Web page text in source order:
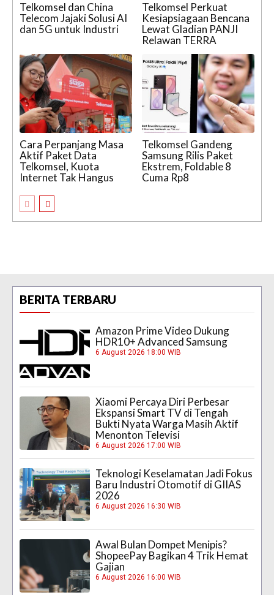
Telkomsel dan China
Telecom Jajaki Solusi AI
dan 5G untuk Industri
Telkomsel Perkuat
Kesiapsiagaan Bencana
Lewat Gladian PANJI
Relawan TERRA
Cara Perpanjang Masa
Aktif Paket Data
Telkomsel, Kuota
Internet Tak Hangus
Telkomsel Gandeng
Samsung Rilis Paket
Ekstrem, Foldable 8
Cuma Rp8
BERITA TERBARU
Amazon Prime Video Dukung
HDR10+ Advanced Samsung
6 August 2026 18:00 WIB
Xiaomi Percaya Diri Perbesar
Ekspansi Smart TV di Tengah
Bukti Nyata Warga Masih Aktif
Menonton Televisi
6 August 2026 17:00 WIB
Teknologi Keselamatan Jadi Fokus
Baru Industri Otomotif di GIIAS
2026
6 August 2026 16:30 WIB
Awal Bulan Dompet Menipis?
ShopeePay Bagikan 4 Trik Hemat
Gajian
6 August 2026 16:00 WIB